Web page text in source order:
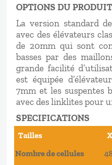
OPTIONS DU PRODUIT
La version standard
avec des élévateurs
de 20mm qui sont
basses par des
grande facilité
est équipée
7mm et les suspentes
avec des linklites pour
SPECIFICATIONS
Tailles
Nombre de cellules